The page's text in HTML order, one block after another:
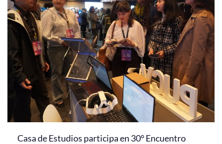
Casa de Estudios participa en 30° Encuentro